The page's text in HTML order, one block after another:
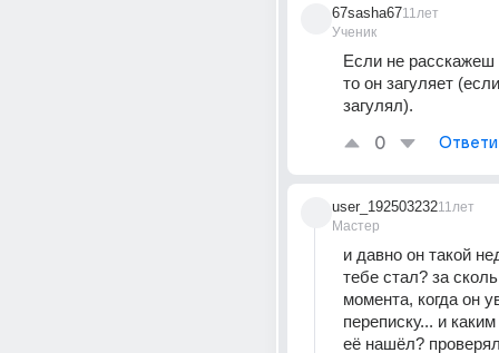
67sasha67
Ученик
11лет
Если не расскажеш
то он загуляет
загулял).
0
user_192503232
Мастер
11лет
и давно он такой
тебе стал? за
момента, когда он
переписку... и
её нашёл?